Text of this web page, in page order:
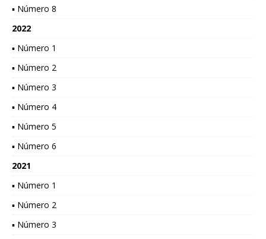
▪ Número 8
2022
▪ Número 1
▪ Número 2
▪ Número 3
▪ Número 4
▪ Número 5
▪ Número 6
2021
▪ Número 1
▪ Número 2
▪ Número 3